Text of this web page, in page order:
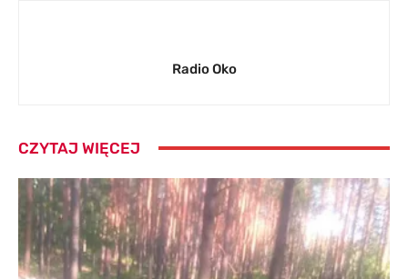
Radio Oko
CZYTAJ WIĘCEJ